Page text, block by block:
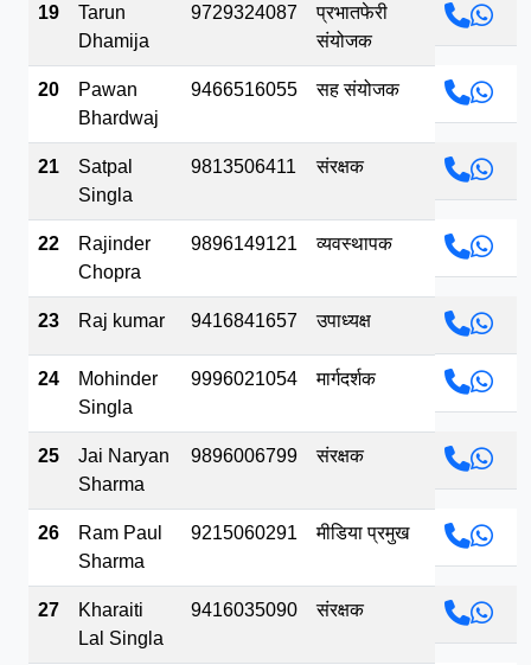
19
Tarun
Dhamija
9729324087
प्रभातफेरी
संयोजक
20
Pawan
Bhardwaj
9466516055 सह संयोजक
21
Satpal
Singla
9813506411 संरक्षक
22
Rajinder
Chopra
9896149121 व्यवस्थापक
23 Raj kumar 9416841657 उपाध्यक्ष
24
Mohinder
Singla
9996021054 मार्गदर्शक
25
Jai Naryan
Sharma
9896006799 संरक्षक
26
Ram Paul
Sharma
9215060291 मीडिया प्रमुख
27
Kharaiti
Lal Singla
9416035090 संरक्षक